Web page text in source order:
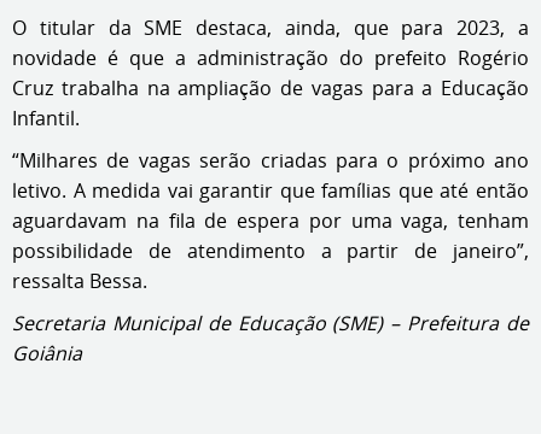
O titular da SME destaca, ainda, que para 2023, a
novidade é que a administração do prefeito Rogério
Cruz trabalha na ampliação de vagas para a Educação
Infantil.
“Milhares de vagas serão criadas para o próximo ano
letivo. A medida vai garantir que famílias que até então
aguardavam na fila de espera por uma vaga, tenham
possibilidade de atendimento a partir de janeiro”,
ressalta Bessa.
Secretaria Municipal de Educação (SME) – Prefeitura de
Goiânia